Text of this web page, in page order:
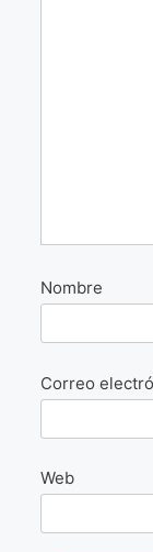
Nombre
Correo
Web